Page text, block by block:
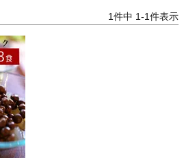
1件中 1-1件表示